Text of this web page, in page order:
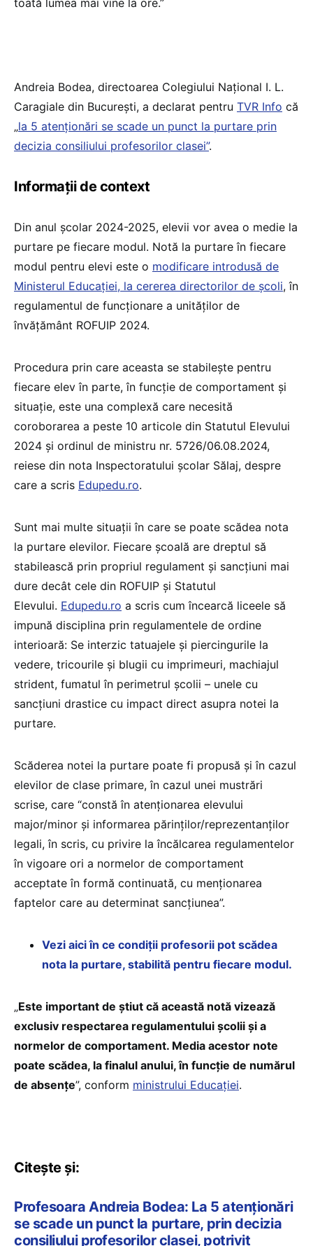
Andreia Bodea, directoarea Colegiului Național I. L.
Caragiale din București, a declarat pentru TVR Info că
„la 5 atenționări se scade un punct la purtare prin
decizia consiliului profesorilor clasei”.
Informații de context
Din anul școlar 2024-2025, elevii vor avea o medie la
purtare pe fiecare modul. Notă la purtare în fiecare
modul pentru elevi este o modificare introdusă de
Ministerul Educației, la cererea directorilor de școli, în
regulamentul de funcționare a unităților de
învățământ ROFUIP 2024.
Procedura prin care aceasta se stabilește pentru
fiecare elev în parte, în funcție de comportament și
situație, este una complexă care necesită
coroborarea a peste 10 articole din Statutul Elevului
2024 și ordinul de ministru nr. 5726/06.08.2024,
reiese din nota Inspectoratului școlar Sălaj, despre
care a scris Edupedu.ro.
Sunt mai multe situații în care se poate scădea nota
la purtare elevilor. Fiecare școală are dreptul să
stabilească prin propriul regulament și sancțiuni mai
dure decât cele din ROFUIP și Statutul
Elevului. Edupedu.ro a scris cum încearcă liceele să
impună disciplina prin regulamentele de ordine
interioară: Se interzic tatuajele și piercingurile la
vedere, tricourile și blugii cu imprimeuri, machiajul
strident, fumatul în perimetrul școlii – unele cu
sancțiuni drastice cu impact direct asupra notei la
purtare.
Scăderea notei la purtare poate fi propusă și în cazul
elevilor de clase primare, în cazul unei mustrări
scrise, care “constă în atenționarea elevului
major/minor și informarea părinților/reprezentanților
legali, în scris, cu privire la încălcarea regulamentelor
în vigoare ori a normelor de comportament
acceptate în formă continuată, cu menționarea
faptelor care au determinat sancțiunea”.
Vezi aici în ce condiții profesorii pot scădea
nota la purtare, stabilită pentru fiecare modul.
„Este important de știut că această notă vizează
exclusiv respectarea regulamentului școlii și a
normelor de comportament. Media acestor note
poate scădea, la finalul anului, în funcție de numărul
de absențe”, conform ministrului Educației.
Citește și:
Profesoara Andreia Bodea: La 5 atenționări
se scade un punct la purtare, prin decizia
consiliului profesorilor clasei, potrivit